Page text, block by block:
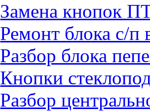
Замена кнопок
Ремонт блока с/п
Разбор блока
Кнопки
Разбор